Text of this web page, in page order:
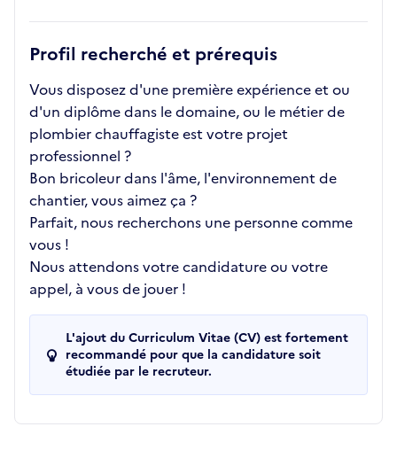
Profil recherché et prérequis
Vous disposez d'une première expérience et ou
d'un diplôme dans le domaine, ou le métier de
plombier chauffagiste est votre projet
professionnel ?
Bon bricoleur dans l'âme, l'environnement de
chantier, vous aimez ça ?
Parfait, nous recherchons une personne comme
vous !
Nous attendons votre candidature ou votre
appel, à vous de jouer !
L'ajout du Curriculum Vitae (CV) est fortement
recommandé pour que la candidature soit
étudiée par le recruteur.